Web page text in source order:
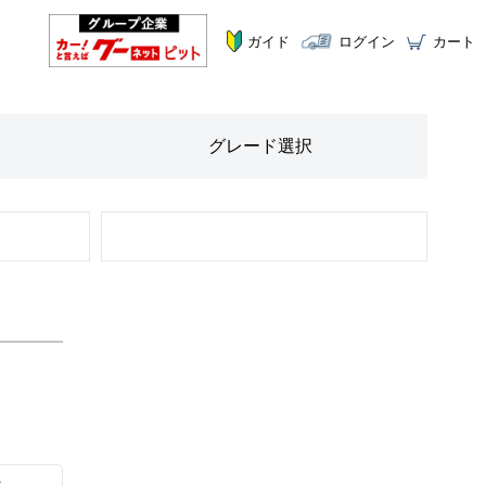
ガイド ログイン カート
グレード選択